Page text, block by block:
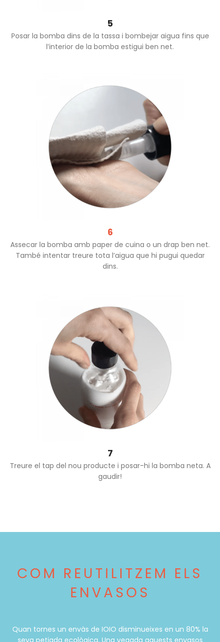
5
Posar la bomba dins de la tassa i bombejar aigua fins que
l’interior de la bomba estigui ben net.
6
Assecar la bomba amb paper de cuina o un drap ben net.
També intentar treure tota l’aigua que hi pugui quedar
dins.
7
Treure el tap del nou producte i posar-hi la bomba neta. A
gaudir!
COM REUTILITZEM ELS
ENVASOS
Quan tornes un envàs de IOIO disminueixes en un 80% la